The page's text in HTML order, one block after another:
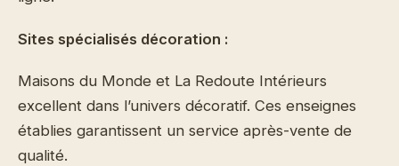
Sites spécialisés décoration :
Maisons du Monde et La Redoute Intérieurs
excellent dans l’univers décoratif. Ces enseignes
établies garantissent un service après-vente de
qualité.